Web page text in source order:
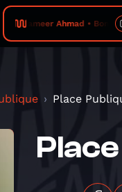
Sameer Ahmad • Bon
Place